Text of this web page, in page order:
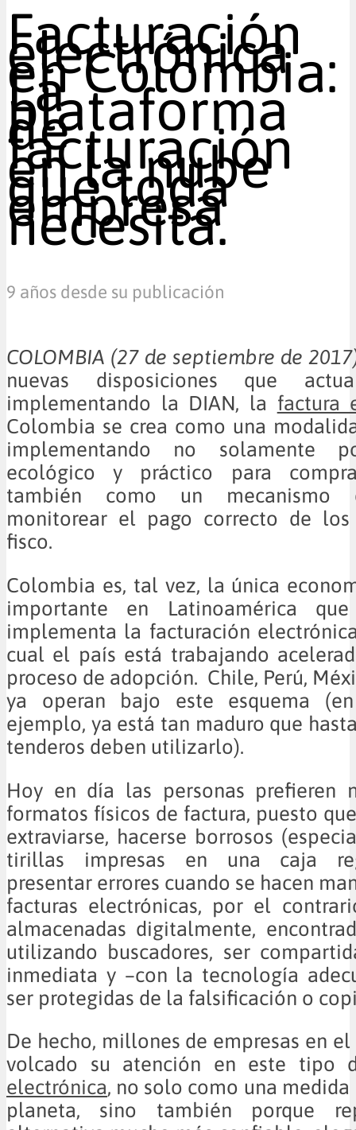
Facturación
electrónica
en Colombia:
La
plataforma
de
facturación
en la nube
que toda
empresa
necesita.
9 años desde su publicación
COLOMBIA (27 de septiembre de
nuevas disposiciones que
implementando la DIAN, la factura
Colombia se crea como una
implementando no solamente
ecológico y práctico para
también como un mecanismo
monitorear el pago correcto de
fisco.
Colombia es, tal vez, la única
importante en Latinoamérica
implementa la facturación
cual el país está trabajando
proceso de adopción. Chile, Perú,
ya operan bajo este esquema
ejemplo, ya está tan maduro que
tenderos deben utilizarlo).
Hoy en día las personas prefieren
formatos físicos de factura, puesto
extraviarse, hacerse borrosos
tirillas impresas en una caja
presentar errores cuando se hacen
facturas electrónicas, por el
almacenadas digitalmente,
utilizando buscadores, ser
inmediata y –con la tecnología
ser protegidas de la falsificación o
De hecho, millones de empresas en
volcado su atención en este tipo
electrónica, no solo como una
planeta, sino también porque